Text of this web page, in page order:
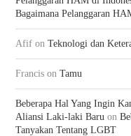
Bagaimana Pelanggaran
Afif on Teknologi dan
Francis on Tamu
Beberapa Hal Yang Ingin
Aliansi Laki-laki Baru on
Tanyakan Tentang LGBT